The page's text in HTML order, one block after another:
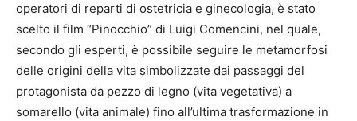
operatori di reparti di ostetricia e ginecologia, è stato
scelto il film “Pinocchio” di Luigi Comencini, nel quale,
secondo gli esperti, è possibile seguire le metamorfosi
delle origini della vita simbolizzate dai passaggi del
protagonista da pezzo di legno (vita vegetativa) a
somarello (vita animale) fino all’ultima trasformazione in